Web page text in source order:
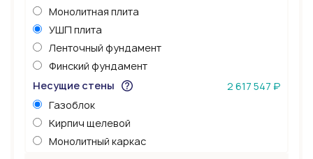
Монолитная плита
УШП плита
Ленточный фундамент
Финский фундамент
Несущие стены
2 617 547 ₽
Газоблок
Кирпич щелевой
Монолитный каркас